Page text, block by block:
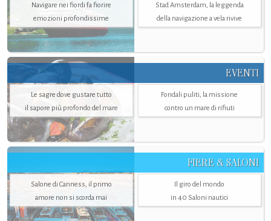
Navigare nei fiordi fa fiorire
emozioni profondissime
Stad Amsterdam, la leggenda
della navigazione a vela rivive
EVENTI
Le sagre dove gustare tutto
il sapore più profondo del mare
Fondali puliti, la missione
contro un mare di rifiuti
FIERE & SALONI
Salone di Canness, il primo
amore non si scorda mai
Il giro del mondo
in 40 Saloni nautici